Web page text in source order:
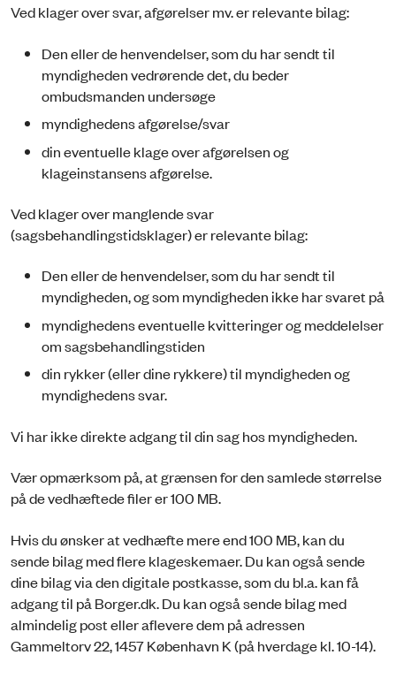
Ved klager over svar, afgørelser mv. er relevante bilag:
Den eller de henvendelser, som du har sendt til
myndigheden vedrørende det, du beder
ombudsmanden undersøge
myndighedens afgørelse/svar
din eventuelle klage over afgørelsen og
klageinstansens afgørelse.
Ved klager over manglende svar
(sagsbehandlingstidsklager) er relevante bilag:
Den eller de henvendelser, som du har sendt til
myndigheden, og som myndigheden ikke har svaret på
myndighedens eventuelle kvitteringer og meddelelser
om sagsbehandlingstiden
din rykker (eller dine rykkere) til myndigheden og
myndighedens svar.
Vi har ikke direkte adgang til din sag hos myndigheden.
Vær opmærksom på, at grænsen for den samlede størrelse
på de vedhæftede filer er 100 MB.
Hvis du ønsker at vedhæfte mere end 100 MB, kan du
sende bilag med flere klageskemaer. Du kan også sende
dine bilag via den digitale postkasse, som du bl.a. kan få
adgang til på Borger.dk. Du kan også sende bilag med
almindelig post eller aflevere dem på adressen
Gammeltorv 22, 1457 København K (på hverdage kl. 10-14).